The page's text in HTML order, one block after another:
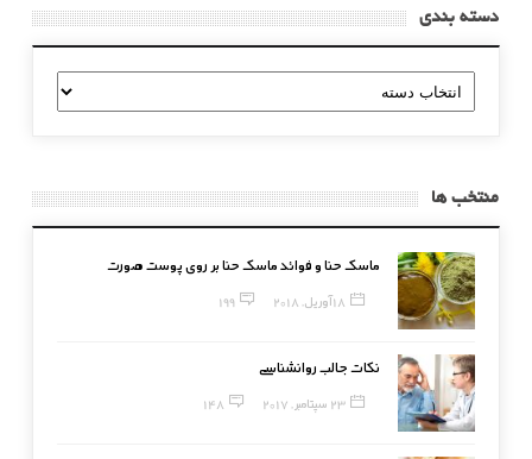
دسته بندی
دسته
بندی
منتخب ها
ماسک حنا و فوائد ماسک حنا بر روی پوست صورت
18 آوریل, 2018 199
نکات جالب روانشناسی
23 سپتامبر, 2017 148